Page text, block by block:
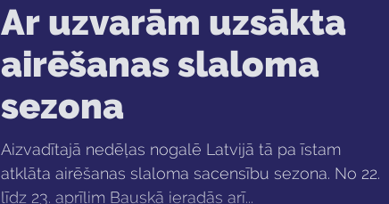
Ar uzvarām uzsākta
airēšanas slaloma
sezona
Aizvadītajā nedēļas nogalē Latvijā tā pa īstam
atklāta airēšanas slaloma sacensību sezona. No 22.
līdz 23. aprīlim Bauskā ieradās arī...